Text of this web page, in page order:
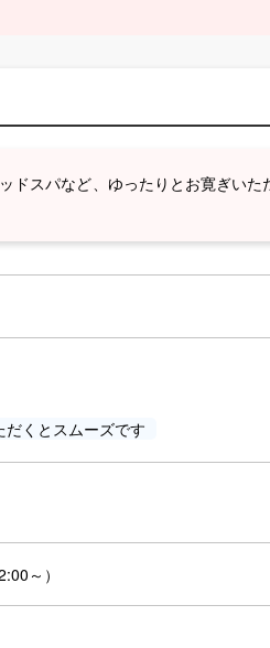
ドスパなど、ゆったりとお寛ぎいた
だくとスムーズです
～）